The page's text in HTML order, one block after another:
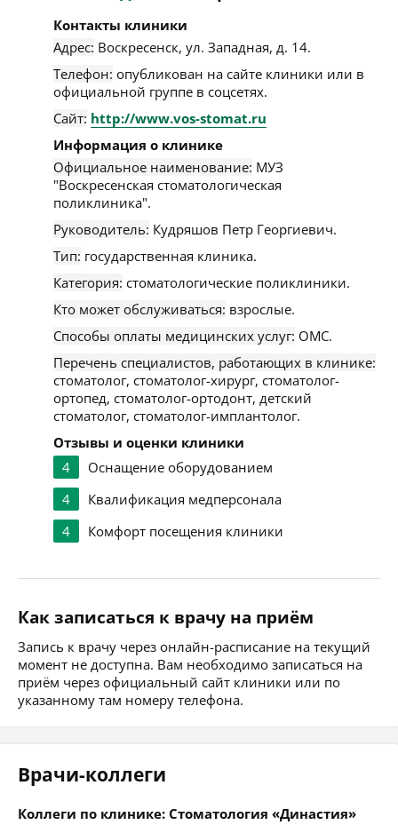
Контакты клиники
Адрес: Воскресенск, ул. Западная, д. 14.
Телефон: опубликован на сайте клиники или в
официальной группе в соцсетях.
Сайт: http://www.vos-stomat.ru
Информация о клинике
Официальное наименование: МУЗ
"Воскресенская стоматологическая
поликлиника".
Руководитель: Кудряшов Петр Георгиевич.
Тип: государственная клиника.
Категория: стоматологические поликлиники.
Кто может обслуживаться: взрослые.
Способы оплаты медицинских услуг: ОМС.
Перечень специалистов, работающих в клинике:
стоматолог, стоматолог-хирург, стоматолог-
ортопед, стоматолог-ортодонт, детский
стоматолог, стоматолог-имплантолог.
Отзывы и оценки клиники
4
Оснащение оборудованием
4
Квалификация медперсонала
4
Комфорт посещения клиники
Как записаться к врачу на приём
Запись к врачу через онлайн-расписание на текущий
момент не доступна. Вам необходимо записаться на
приём через официальный сайт клиники или по
указанному там номеру телефона.
Врачи-коллеги
Коллеги по клинике: Стоматология «Династия»